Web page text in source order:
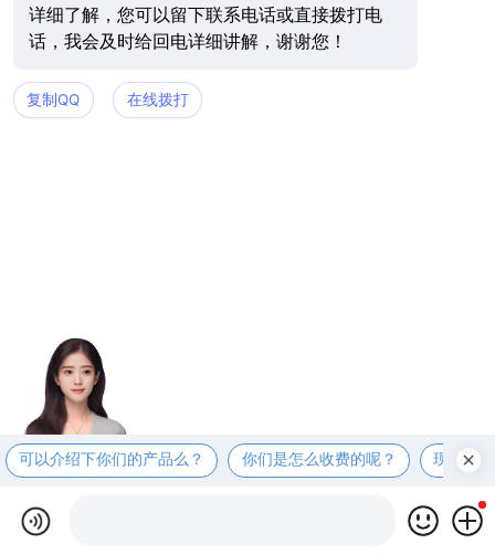
详细了解，您可以留下联系电话或直接拨打电
话，我会及时给回电详细讲解，谢谢您！
复制QQ 在线拨打
可以介绍下你们的产品么？ 你们是怎么收费的呢？ 现在有